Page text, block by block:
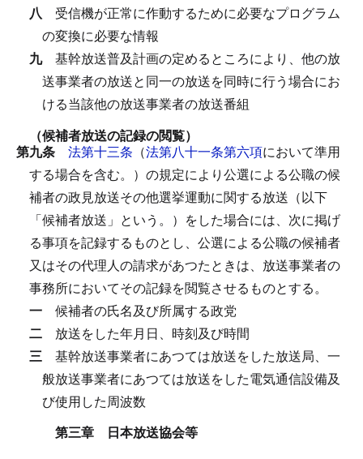
八
受信機が正常に作動するために必要なプログラム
の変換に必要な情報
九
基幹放送普及計画の定めるところにより、他の放
送事業者の放送と同一の放送を同時に行う場合にお
ける当該他の放送事業者の放送番組
（候補者放送の記録の閲覧）
第九条
法第十三条 （法第八十一条第六項において準用
する場合を含む。）の規定により公選による公職の候
補者の政見放送その他選挙運動に関する放送（以下
「候補者放送」という。）をした場合には、次に掲げ
る事項を記録するものとし、公選による公職の候補者
又はその代理人の請求があつたときは、放送事業者の
事務所においてその記録を閲覧させるものとする。
一
候補者の氏名及び所属する政党
二
放送をした年月日、時刻及び時間
三
基幹放送事業者にあつては放送をした放送局、一
般放送事業者にあつては放送をした電気通信設備及
び使用した周波数
第三章 日本放送協会等